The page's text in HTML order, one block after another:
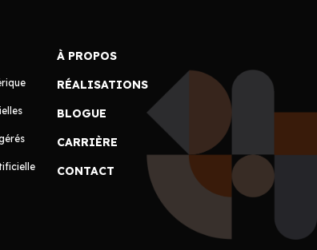
À PROPOS
RÉALISATIONS
BLOGUE
CARRIÈRE
CONTACT